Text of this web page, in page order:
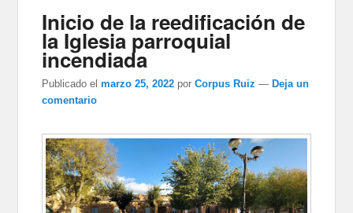
Inicio de la reedificación de
la Iglesia parroquial
incendiada
Publicado el marzo 25, 2022 porCorpus Ruiz — Deja un
comentario